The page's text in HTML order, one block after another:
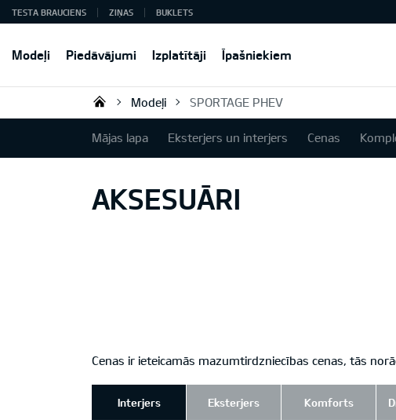
Modeļi Piedāvājumi Izplatītāji Īpašniekiem
TESTA BRAUCIENS ZIŅAS BUKLETS
KIA AUTO AS
Modeļi SPORTAGE PHEV
Mājas lapa Eksterjers un interjers Cenas
AKSESUĀRI
Cenas ir ieteicamās mazumtirdzniecības cenas, tās
Interjers Eksterjers Komforts